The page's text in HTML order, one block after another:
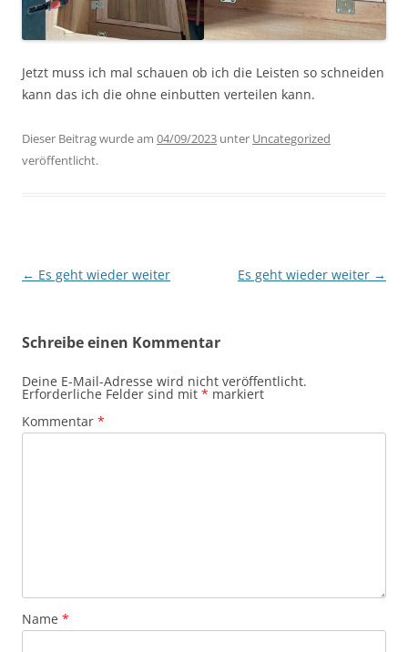
Jetzt muss ich mal schauen ob ich die Leisten so schneiden
kann das ich die ohne einbutten verteilen kann.
Dieser Beitrag wurde am 04/09/2023 unter Uncategorized
veröffentlicht.
Beitragsnavigation
← Es geht wieder weiter Es geht wieder weiter →
Schreibe einen Kommentar
Deine E-Mail-Adresse wird nicht veröffentlicht.
Erforderliche Felder sind mit * markiert
Kommentar *
Name *